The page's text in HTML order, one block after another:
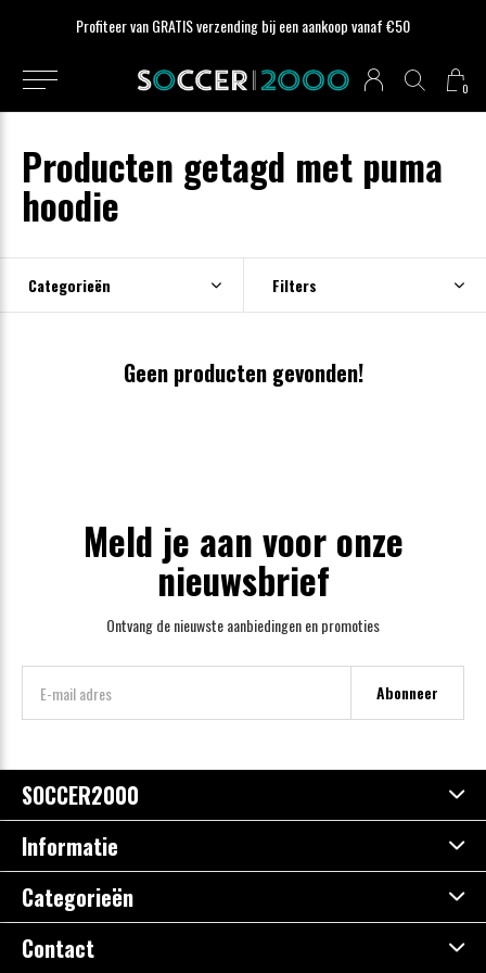
0
Profiteer van GRATIS verzending bij een aankoop vanaf €50
Producten getagd met puma
hoodie
Categorieën Filters
Geen producten gevonden!
Meld je aan voor onze
nieuwsbrief
Ontvang de nieuwste aanbiedingen en promoties
Abonneer
SOCCER2000
Informatie
Categorieën
Contact